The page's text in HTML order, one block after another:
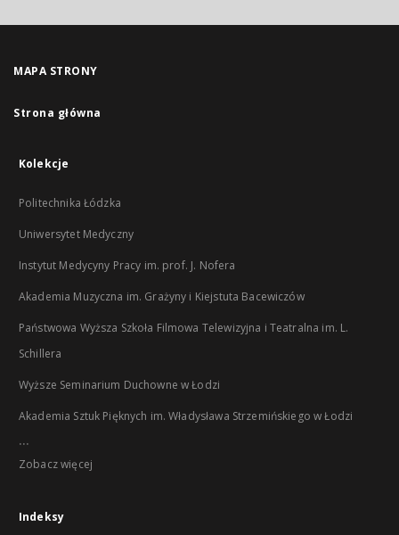
MAPA STRONY
Strona główna
Kolekcje
Politechnika Łódzka
Uniwersytet Medyczny
Instytut Medycyny Pracy im. prof. J. Nofera
Akademia Muzyczna im. Grażyny i Kiejstuta Bacewiczów
Państwowa Wyższa Szkoła Filmowa Telewizyjna i Teatralna im. L.
Schillera
Wyższe Seminarium Duchowne w Łodzi
Akademia Sztuk Pięknych im. Władysława Strzemińskiego w Łodzi
...
Zobacz więcej
Indeksy